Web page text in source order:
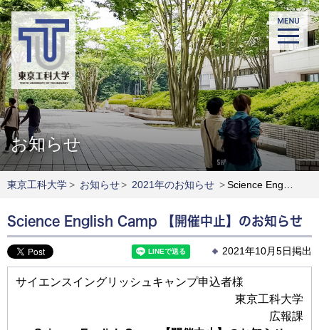
お知らせ
東京工科大学> お知らせ> 2021年のお知らせ >Science English Camp 【開催中止】のお知らせ
Science English Camp 【開催中止】のお知らせ
2021年10月5日掲出
サイエンスイングリッシュキャンプ申込者様
東京工科大学
広報課